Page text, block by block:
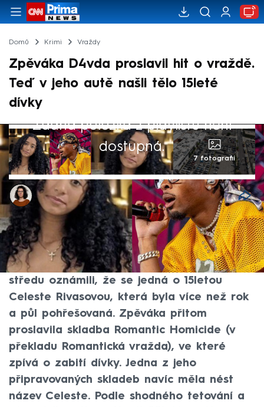
Domů Krimi Vraždy
Zpěváka D4vda proslavil hit o vraždě.
Teď v jeho autě našli tělo 15leté
dívky
Žádná položka z playlistu není
dostupná.
7 fotografií
Dominika Fuchsová
18. zář 2025, 19:18
Američtí policisté objevili začátkem září v
kufru auta známého zpěváka D4vda
rozkládající se tělo mladé dívky a ve
středu oznámili, že se jedná o 15letou
Celeste Rivasovou, která byla více než rok
a půl pohřešovaná. Zpěváka přitom
proslavila skladba Romantic Homicide (v
překladu Romantická vražda), ve které
zpívá o zabití dívky. Jedna z jeho
připravovaných skladeb navíc měla nést
název Celeste. Podle shodného tetování a